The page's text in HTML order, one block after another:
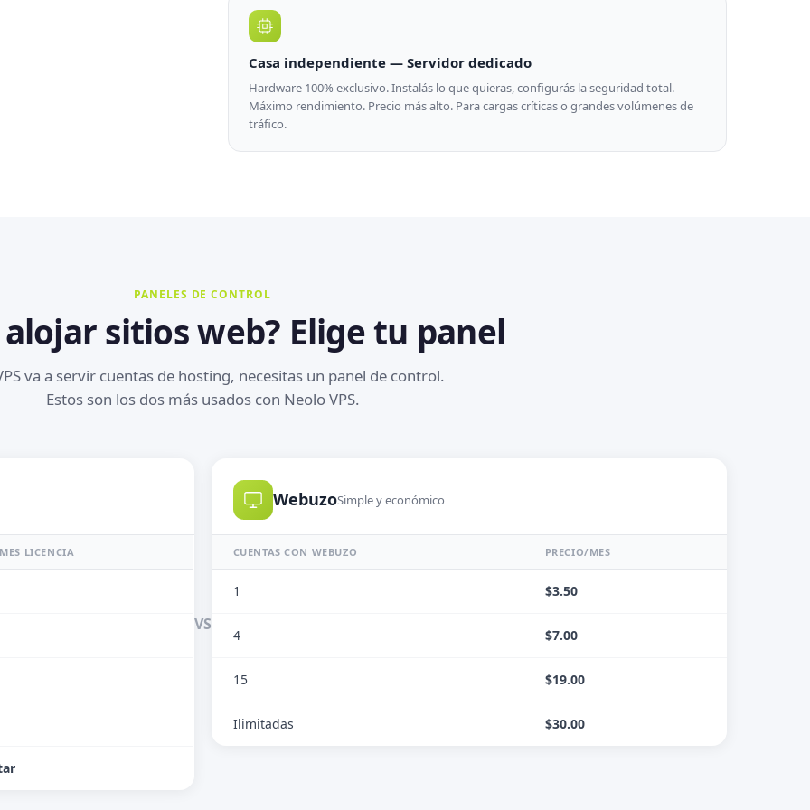
Casa independiente — Servidor dedicado
Hardware 100% exclusivo. Instalás lo que quieras, configurás la seguridad total.
Máximo rendimiento. Precio más alto. Para cargas críticas o grandes volúmenes de
tráfico.
PANELES DE CONTROL
alojar sitios web? Elige tu panel
va a servir cuentas de hosting, necesitas un panel de control.
Estos son los dos más usados con Neolo VPS.
LICENCIA
VS
WebuzoSimple y económico
CUENTAS CON WEBUZO PRECIO/MES
1 $3.50
4 $7.00
15 $19.00
Ilimitadas $30.00